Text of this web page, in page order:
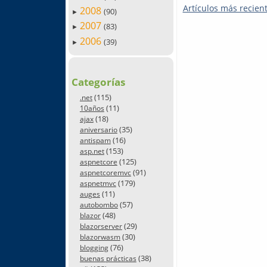
► 2008 (90)
► 2007 (83)
► 2006 (39)
Categorías
.net(115)
10años (11)
ajax(18)
aniversario(35)
antispam(16)
asp.net(153)
aspnetcore (125)
aspnetcoremvc(91)
aspnetmvc(179)
auges (11)
autobombo(57)
blazor(48)
blazorserver(29)
blazorwasm(30)
blogging(76)
buenas prácticas (38)
Artículos más